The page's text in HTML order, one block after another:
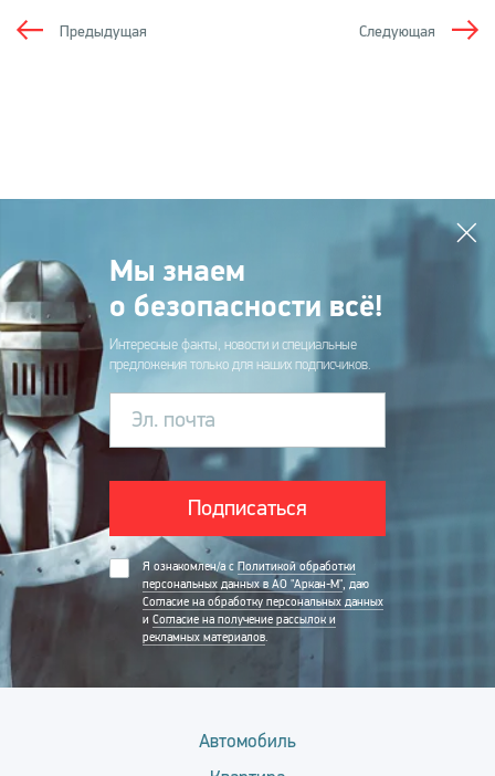
Следующая
Предыдущая
Мы знаем
о безопасности всё!
Интересные факты, новости и специальные
предложения только для наших подписчиков.
Эл. почта
Подписаться
Я ознакомлен/а с Политикой обработки
персональных данных в АО "Аркан-М", даю
Согласие на обработку персональных данных
и Согласие на получение рассылок и
рекламных материалов.
Автомобиль